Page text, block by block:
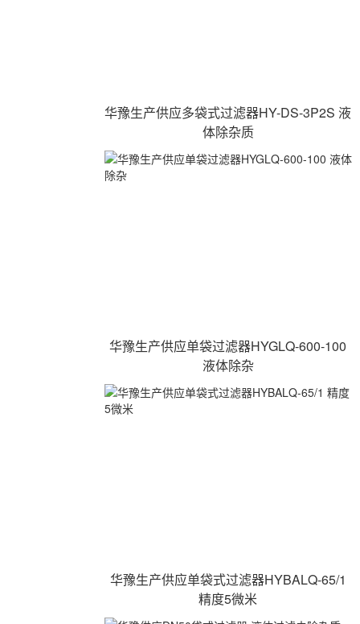
华豫生产供应多袋式过滤器HY-DS-3P2S 液
体除杂质
华豫生产供应单袋过滤器HYGLQ-600-100
液体除杂
华豫生产供应单袋式过滤器HYBALQ-65/1
精度5微米